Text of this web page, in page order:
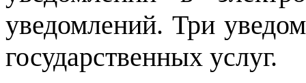
уведомлений. Три
государственных услуг.